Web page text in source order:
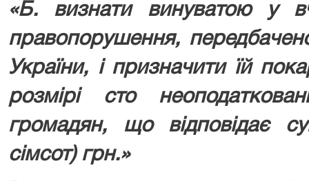
«Б. визнати винуватою у
правопорушення,
України, і призначити їй
розмірі сто
громадян, що відповідає
сімсот) грн.»